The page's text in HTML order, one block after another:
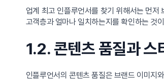
업계 최고 인플루언서를 찾기 위해서는 먼
고객층과 얼마나 일치하는지를 확인하는 것
1.2. 콘텐츠 품질과 스
인플루언서의 콘텐츠 품질은 브랜드 이미지